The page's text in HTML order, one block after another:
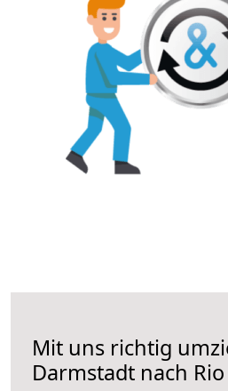
Mit uns richtig
Darmstadt nach